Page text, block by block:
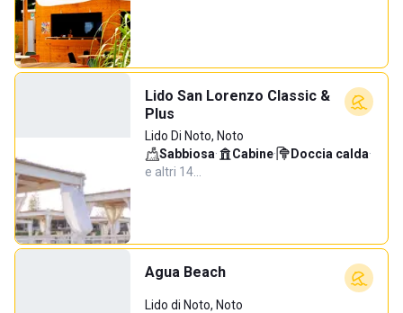
Lido San Lorenzo Classic &
Plus
Lido Di Noto, Noto
Sabbiosa· Cabine· Doccia calda·
e altri 14…
Agua Beach
Lido di Noto, Noto